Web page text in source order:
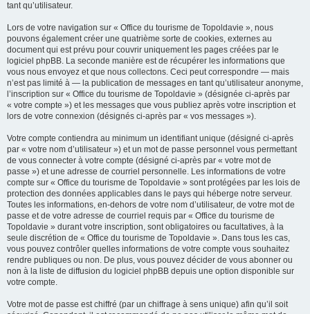
tant qu’utilisateur.
Lors de votre navigation sur « Office du tourisme de Topoldavie », nous
pouvons également créer une quatrième sorte de cookies, externes au
document qui est prévu pour couvrir uniquement les pages créées par le
logiciel phpBB. La seconde manière est de récupérer les informations que
vous nous envoyez et que nous collectons. Ceci peut correspondre — mais
n’est pas limité à — la publication de messages en tant qu’utilisateur anonyme,
l’inscription sur « Office du tourisme de Topoldavie » (désignée ci-après par
« votre compte ») et les messages que vous publiez après votre inscription et
lors de votre connexion (désignés ci-après par « vos messages »).
Votre compte contiendra au minimum un identifiant unique (désigné ci-après
par « votre nom d’utilisateur ») et un mot de passe personnel vous permettant
de vous connecter à votre compte (désigné ci-après par « votre mot de
passe ») et une adresse de courriel personnelle. Les informations de votre
compte sur « Office du tourisme de Topoldavie » sont protégées par les lois de
protection des données applicables dans le pays qui héberge notre serveur.
Toutes les informations, en-dehors de votre nom d’utilisateur, de votre mot de
passe et de votre adresse de courriel requis par « Office du tourisme de
Topoldavie » durant votre inscription, sont obligatoires ou facultatives, à la
seule discrétion de « Office du tourisme de Topoldavie ». Dans tous les cas,
vous pouvez contrôler quelles informations de votre compte vous souhaitez
rendre publiques ou non. De plus, vous pouvez décider de vous abonner ou
non à la liste de diffusion du logiciel phpBB depuis une option disponible sur
votre compte.
Votre mot de passe est chiffré (par un chiffrage à sens unique) afin qu’il soit